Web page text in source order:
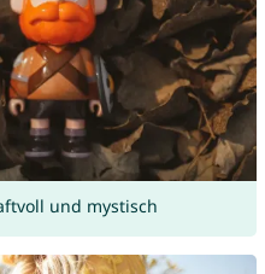
und mystisch